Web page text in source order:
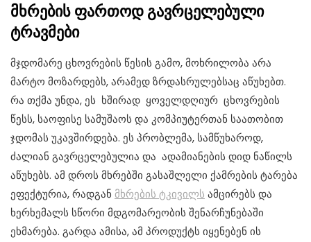
მხრების ფართოდ გავრცელებული
ტრავმები
მჯდომარე ცხოვრების წესის გამო, მოხრილობა არა
მარტო მოზარდებს, არამედ ზრდასრულებსაც აწუხებთ.
რა თქმა უნდა, ეს ხშირად ყოველდღიურ ცხოვრების
წესს, საოფისე სამუშაოს და კომპიუტერთან საათობით
ჯდომას უკავშირდება. ეს პრობლემა, სამწუხაროდ,
ძალიან გავრცელებულია და ადამიანების დიდ ნაწილს
აწუხებს. ამ დროს მხრებში გასაშლელი ქამრების ტარება
ეფექტურია, რადგან მხრების ტკივილს ამცირებს და
ხერხემალს სწორი მდგომარეობის შენარჩუნებაში
ეხმარება. გარდა ამისა, ამ პროდუქტს იყენებენ ის